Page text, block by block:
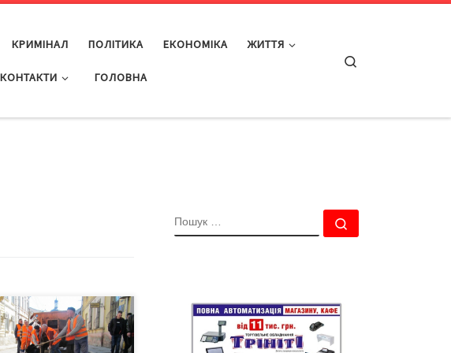
КРИМІНАЛ ПОЛІТИКА ЕКОНОМІКА ЖИТТЯ
КОНТАКТИ ГОЛОВНА
за костоломню,
наші чернівецькі
дороги, не знайдеш.
ПОШУК